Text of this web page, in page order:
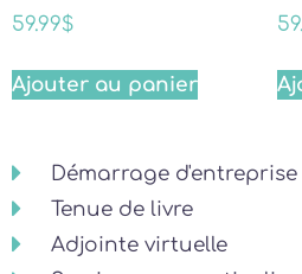
59.99$
Ajouter au panier
Démarrage d'entreprise
Tenue de livre
Adjointe virtuelle